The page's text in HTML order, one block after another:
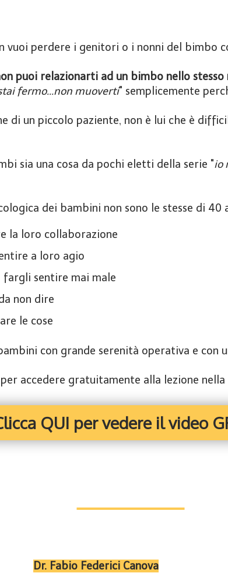
vuoi perdere i genitori o i nonni del bimbo
puoi relazionarti ad un bimbo nello
fermo...non muoverti" semplicemente
di un piccolo paziente, non è lui che è
sia una cosa da pochi eletti della serie "io
dei bambini non sono le stesse di 40
la loro collaborazione
a loro agio
sentire mai male
non dire
le cose
con grande serenità operativa e con
accedere gratuitamente alla lezione
QUI per vedere il video
Dr. Fabio Federici Canova